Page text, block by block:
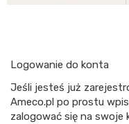
Logowanie do konta
Jeśli jesteś już
Ameco.pl po prostu
zalogować się na